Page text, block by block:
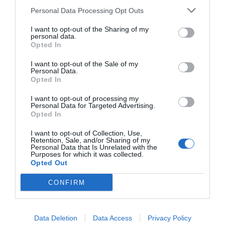
Personal Data Processing Opt Outs
I want to opt-out of the Sharing of my
personal data.
Opted In
I want to opt-out of the Sale of my
Personal Data.
Opted In
I want to opt-out of processing my
Personal Data for Targeted Advertising.
Opted In
I want to opt-out of Collection, Use,
Retention, Sale, and/or Sharing of my
Personal Data that Is Unrelated with the
Purposes for which it was collected.
Opted Out
CONFIRM
Data Deletion Data Access Privacy Policy
DIARIO DE LA CORRUPCIÓN SANCHISTA
Diario de la corrupción sanchista. Hazte
Oír se manifiesta delante de La Mareta:
“Pedro Sánchez es un criminal”
por Redacción
Enormes minucias
por Eulogio López